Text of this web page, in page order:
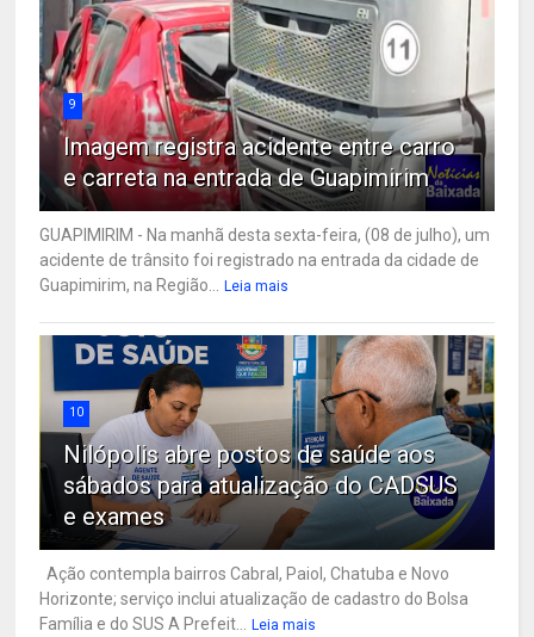
9
Imagem registra acidente entre carro
e carreta na entrada de Guapimirim
GUAPIMIRIM - Na manhã desta sexta-feira, (08 de julho), um
acidente de trânsito foi registrado na entrada da cidade de
Guapimirim, na Região...
Leia mais
10
Nilópolis abre postos de saúde aos
sábados para atualização do CADSUS
e exames
Ação contempla bairros Cabral, Paiol, Chatuba e Novo
Horizonte; serviço inclui atualização de cadastro do Bolsa
Família e do SUS A Prefeit...
Leia mais